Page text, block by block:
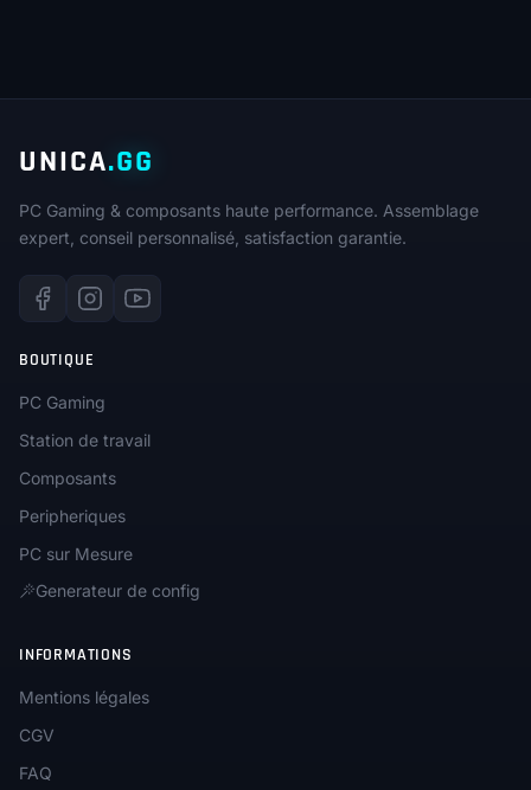
UNICA.GG
PC Gaming & composants haute performance. Assemblage
expert, conseil personnalisé, satisfaction garantie.
BOUTIQUE
PC Gaming
Station de travail
Composants
Peripheriques
PC sur Mesure
Generateur de config
INFORMATIONS
Mentions légales
CGV
FAQ